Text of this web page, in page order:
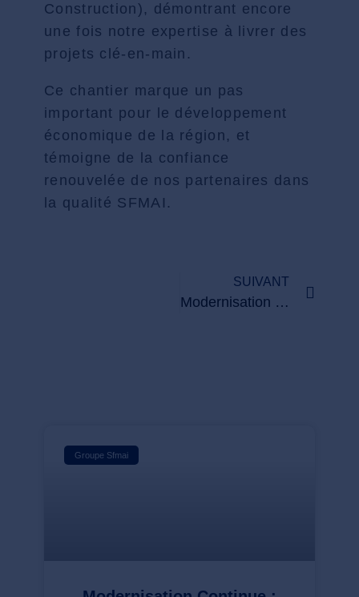
Construction), démontrant encore
une fois notre expertise à livrer des
projets clé-en-main.
Ce chantier marque un pas
important pour le développement
économique de la région, et
témoigne de la confiance
renouvelée de nos partenaires dans
la qualité SFMAI.
SUIVANT
Modernisation continue : SFMAI investit dans de nouveaux équipements industriels
Groupe Sfmai